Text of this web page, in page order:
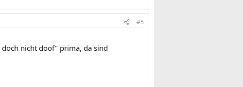
#5
nicht doof" prima, da sind